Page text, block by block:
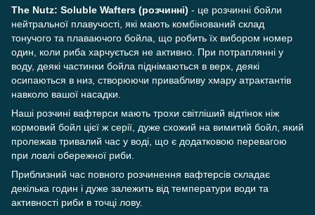
The Nutz: Soluble Wafters (розчинні) - це розчинні бойли
нейтральної плавучості, які мають комбінований склад
тонучого та плаваючого бойла, що робить їх вибором номер
один, коли риба харчується не активно. При потраплянні у
воду, деякі частинки бойла піднімаються в верх, деякі
осипаються в низ, створюючи привабливу хмару атрактантів
навколо вашої насадки.
Наші розчині вафтерси мають трохи світліший відтінок ніж
кормовий бойл цієї ж серії, дуже схожий на вимитий бойл, який
пролежав тривалий час у воді, що є додатковою перевагою
при ловлі обережної риби.
Приблизний час повного розчинення вафтерсів складає
декілька годин і дуже залежить від температури води та
активності риби в точці лову.